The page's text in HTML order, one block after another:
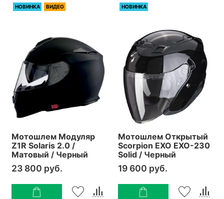
НОВИНКА ВИДЕО
Мотошлем Модуляр
Z1R Solaris 2.0 /
Матовый / Черный
23 800 руб.
НОВИНКА
Мотошлем Открытый
Scorpion EXO EXO-230
Solid / Черный
19 600 руб.